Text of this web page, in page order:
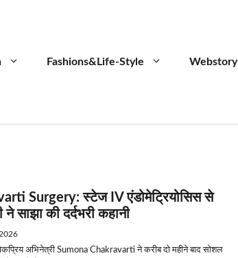
Fashions&Life-Style Webstory
Surgery: स्टेज IV एंडोमेट्रियोसिस से
साझा की दर्दभरी कहानी
अभिनेत्री Sumona Chakravarti ने करीब दो महीने बाद सोशल